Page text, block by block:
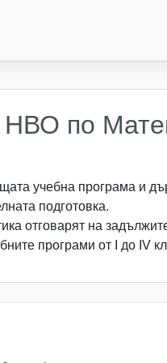
НВО по
учебна програма и
подготовка.
отговарят на
програми от I до IV